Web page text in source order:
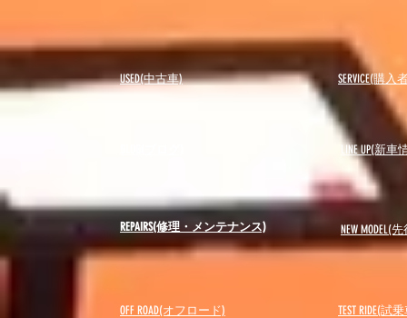
USED(中古車) SERVICE(購
LINE UP(新車
REPAIRS(修理・メンテナンス) NEW MODEL(先
OFF ROAD(オフロード) ​TEST RIDE(試